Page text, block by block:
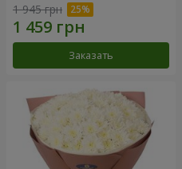
1 945 грн
Заказать